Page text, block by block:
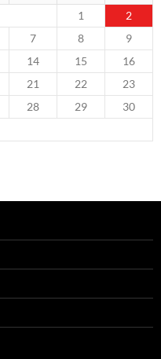
1
2
7 8
9
14 15
16
21 22
23
28 29
30